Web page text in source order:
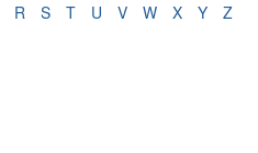
R S T U V W X Y
Z